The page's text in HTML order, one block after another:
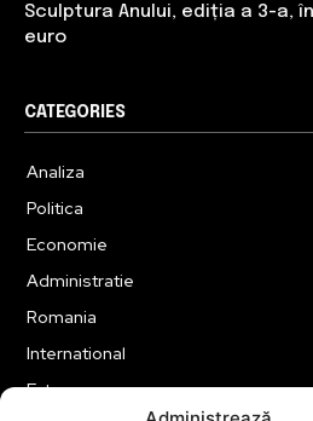
Sculptura Anului, ediția a 3-a,
euro
CATEGORIES
Analiza
Politica
Economie
Administratie
Romania
International
Externe